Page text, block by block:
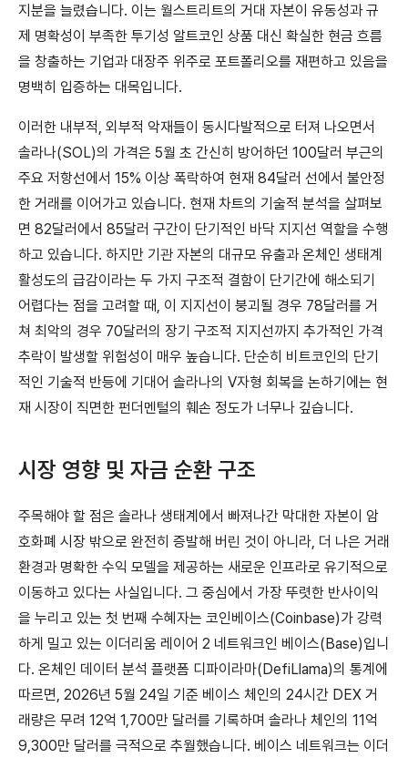
지분을 늘렸습니다. 이는 월스트리트의 거대 자본이 유동성과 규
제 명확성이 부족한 투기성 알트코인 상품 대신 확실한 현금 흐름
을 창출하는 기업과 대장주 위주로 포트폴리오를 재편하고 있음을
명백히 입증하는 대목입니다.
이러한 내부적, 외부적 악재들이 동시다발적으로 터져 나오면서
솔라나(SOL)의 가격은 5월 초 간신히 방어하던 100달러 부근의
주요 저항선에서 15% 이상 폭락하여 현재 84달러 선에서 불안정
한 거래를 이어가고 있습니다. 현재 차트의 기술적 분석을 살펴보
면 82달러에서 85달러 구간이 단기적인 바닥 지지선 역할을 수행
하고 있습니다. 하지만 기관 자본의 대규모 유출과 온체인 생태계
활성도의 급감이라는 두 가지 구조적 결함이 단기간에 해소되기
어렵다는 점을 고려할 때, 이 지지선이 붕괴될 경우 78달러를 거
쳐 최악의 경우 70달러의 장기 구조적 지지선까지 추가적인 가격
추락이 발생할 위험성이 매우 높습니다. 단순히 비트코인의 단기
적인 기술적 반등에 기대어 솔라나의 V자형 회복을 논하기에는 현
재 시장이 직면한 펀더멘털의 훼손 정도가 너무나 깊습니다.
시장 영향 및 자금 순환 구조
주목해야 할 점은 솔라나 생태계에서 빠져나간 막대한 자본이 암
호화폐 시장 밖으로 완전히 증발해 버린 것이 아니라, 더 나은 거래
환경과 명확한 수익 모델을 제공하는 새로운 인프라로 유기적으로
이동하고 있다는 사실입니다. 그 중심에서 가장 뚜렷한 반사이익
을 누리고 있는 첫 번째 수혜자는 코인베이스(Coinbase)가 강력
하게 밀고 있는 이더리움 레이어 2 네트워크인 베이스(Base)입니
다. 온체인 데이터 분석 플랫폼 디파이라마(DefiLlama)의 통계에
따르면, 2026년 5월 24일 기준 베이스 체인의 24시간 DEX 거
래량은 무려 12억 1,700만 달러를 기록하며 솔라나 체인의 11억
9,300만 달러를 극적으로 추월했습니다. 베이스 네트워크는 이더